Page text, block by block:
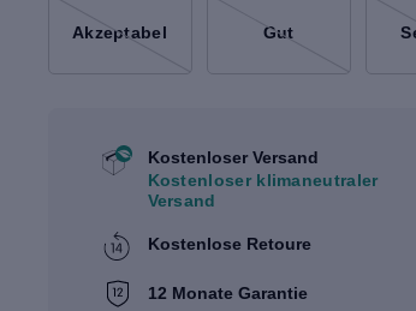
Akzeptabel Gut
Kostenloser Versand
Kostenloser klimaneutraler
Versand
Kostenlose Retoure
12 Monate Garantie